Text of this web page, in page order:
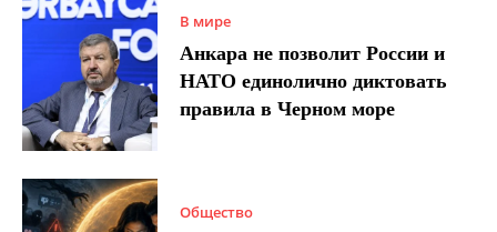
В мире
Анкара не позволит России и
НАТО единолично диктовать
правила в Черном море
Общество